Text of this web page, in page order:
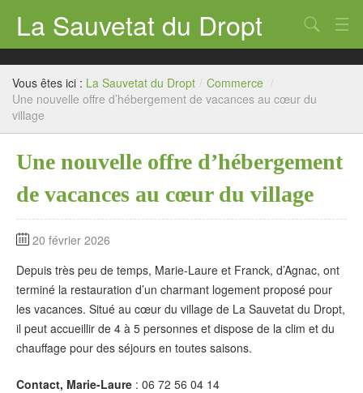
La Sauvetat du Dropt
Accueil
Mairie
Le village
Annuaire Pro
Écoles
Archives
Agenda 2026
Contact
Chercher
Vous êtes ici : La Sauvetat du Dropt / Commerce /
Une nouvelle offre d’hébergement de vacances au cœur du
village
Une nouvelle offre d’hébergement
de vacances au cœur du village
20 février 2026
Depuis très peu de temps, Marie-Laure et Franck, d’Agnac, ont
terminé la restauration d’un charmant logement proposé pour
les vacances. Situé au cœur du village de La Sauvetat du Dropt,
il peut accueillir de 4 à 5 personnes et dispose de la clim et du
chauffage pour des séjours en toutes saisons.
Contact, Marie-Laure : 06 72 56 04 14